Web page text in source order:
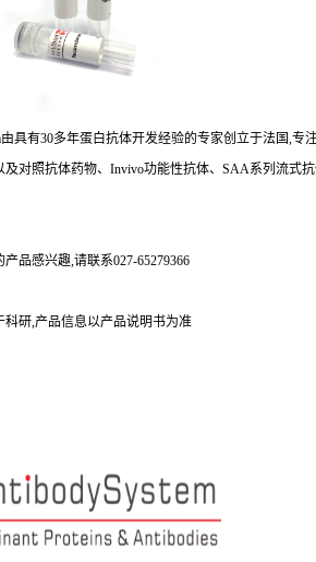
由具有30多年蛋白抗体开发经验的专家创立于法国,
及对照抗体药物、Invivo功能性抗体、SAA系列流式
品感兴趣,请联系027-65279366
科研,产品信息以产品说明书为准